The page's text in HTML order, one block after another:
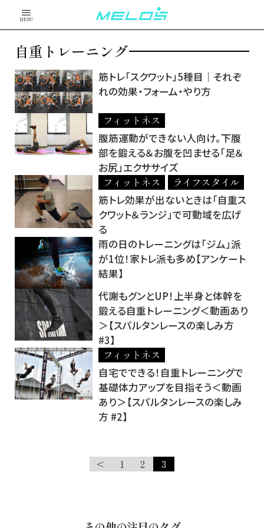
MENU
自重トレーニング
筋トレ「スクワット」5種目｜それぞ
れの効果・フォーム・やり方
フィットネス
腹筋運動ができない人向け。下腹
部を鍛える＆お腹を凹ませる「足＆
お尻」エクササイズ
フィットネス
ライフスタイル
筋トレ効果が出ないときは「自重ス
クワット＆ランジ」で可動域を広げ
る
雨の日のトレーニングは「ジム」派
が1位！家トレ派も多め【アンケート
結果】
代謝もグンとUP！上半身と体幹を
鍛える自重トレーニング＜動画あり
＞【スパルタンレースの楽しみ方
#3】
フィットネス
自宅でできる！自重トレーニングで
基礎体力アップを目指そう＜動画
あり＞【スパルタンレースの楽しみ
方 #2】
< 1 2 3